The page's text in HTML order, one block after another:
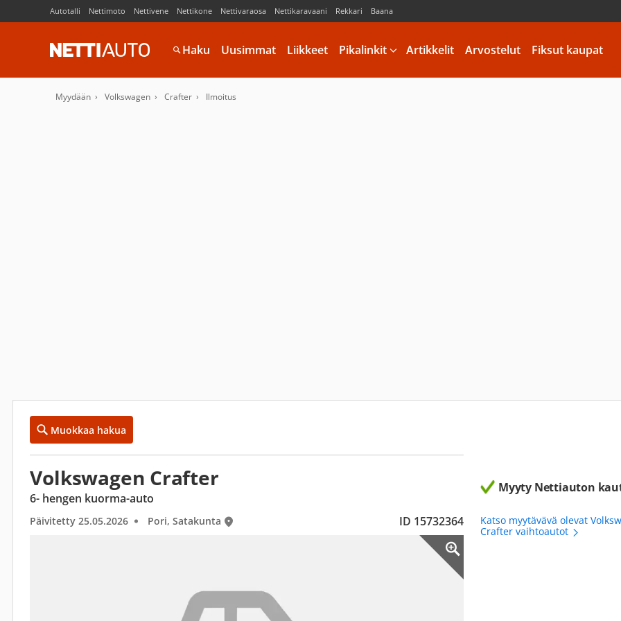
Autotalli Nettimoto Nettivene Nettikone Nettivaraosa Nettikaravaani Rekkari Baana
Haku Uusimmat Liikkeet Pikalinkit Artikkelit Arvostelut Fiksut kaupat
Myydään Volkswagen Crafter Ilmoitus
Muokkaa hakua
Volkswagen Crafter
6- hengen kuorma-auto
Päivitetty 25.05.2026 Pori, Satakunta ID 15732364
Myyty Nettiauton
Katso myytävävä olevat
Crafter vaihtoautot